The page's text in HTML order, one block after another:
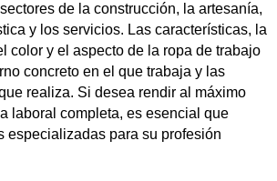
de la construcción, la artesanía,
y los servicios. Las características, la
color y el aspecto de la ropa de trabajo
concreto en el que trabaja y las
realiza. Si desea rendir al máximo
laboral completa, es esencial que
especializadas para su profesión